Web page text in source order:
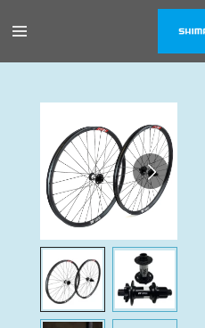
al
contenido